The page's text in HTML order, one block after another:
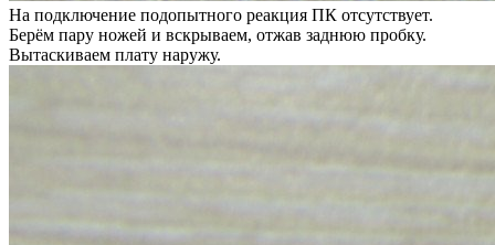
На подключение подопытного реакция ПК отсутствует.
Берём пару ножей и вскрываем, отжав заднюю пробку.
Вытаскиваем плату наружу.